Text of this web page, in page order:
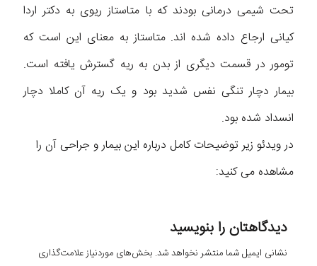
تحت شیمی درمانی بودند که با متاستاز ریوی به دکتر اردا
کیانی ارجاع داده شده اند. متاستاز به معنای این است که
تومور در قسمت دیگری از بدن به ریه گسترش یافته است.
بیمار دچار تنگی نفس شدید بود و یک ریه آن کاملا دچار
انسداد شده بود.
در ویدئو زیر توضیحات کامل درباره این بیمار و جراحی آن را
مشاهده می کنید:
دیدگاهتان را بنویسید
نشانی ایمیل شما منتشر نخواهد شد. بخش‌های موردنیاز علامت‌گذاری